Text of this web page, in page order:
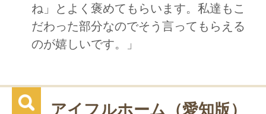
ね」とよく褒めてもらいます。私達もこ
だわった部分なのでそう言ってもらえる
のが嬉しいです。」
アイフルホーム（愛知版）